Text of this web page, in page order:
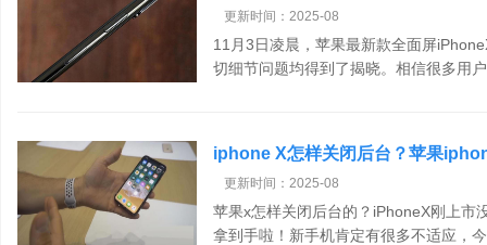
更新时间：2025-08
11月3日凌晨，苹果最新款全面屏
切细节问题均得到了揭晓。相信很多用
iphone X怎样关闭后台？苹果
更新时间：2025-08
苹果x怎样关闭后台的？iPhoneX刚上市
拿到手啦！新手机肯定有很多不适应，